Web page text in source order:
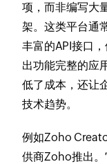
项，而非编写大
架。这类平台通
丰富的API接口
出功能完整的应
低了成本，还让
技术趋势。
例如Zoho
供商Zoho推出